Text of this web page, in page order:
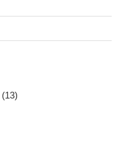
(13)